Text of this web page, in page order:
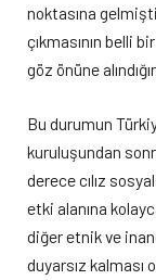
noktasına
çıkmasının belli
göz önüne
Bu durumun
kuruluşundan
derece cılız
etki alanına
diğer etnik ve
duyarsız kalması